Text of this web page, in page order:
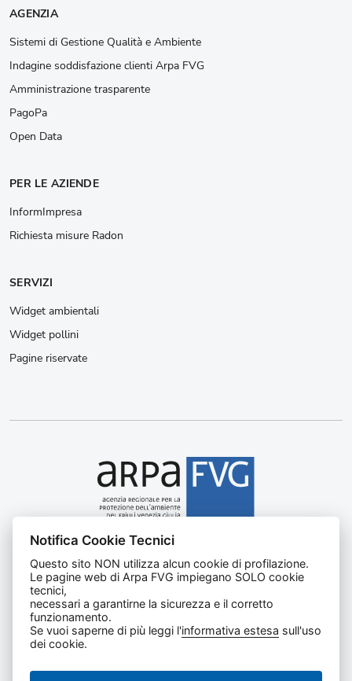
AGENZIA
Sistemi di Gestione Qualità e Ambiente
Indagine soddisfazione clienti Arpa FVG
Amministrazione trasparente
PagoPa
Open Data
PER LE AZIENDE
InformImpresa
Richiesta misure Radon
SERVIZI
Widget ambientali
Widget pollini
Pagine riservate
Agenzia regionale per la protezione dell’ambiente del
Friuli Venezia Giulia
C.F. e P. IVA 02096520305
Tel 0432 1918111
Notifica Cookie Tecnici
Questo sito NON utilizza alcun cookie di profilazione.
Le pagine web di Arpa FVG impiegano SOLO cookie
tecnici,
necessari a garantirne la sicurezza e il corretto
funzionamento.
Se vuoi saperne di più leggi l'informativa estesa sull'uso
dei cookie.